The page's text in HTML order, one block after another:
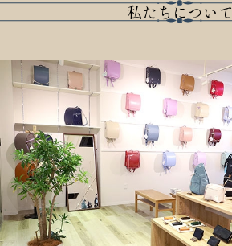
私たちについて